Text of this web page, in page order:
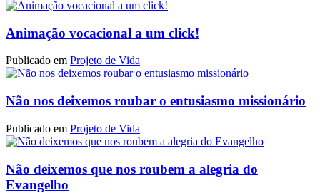
Animação vocacional a um click!
Publicado em Projeto de Vida
Não nos deixemos roubar o entusiasmo missionário
Publicado em Projeto de Vida
Não deixemos que nos roubem a alegria do
Evangelho